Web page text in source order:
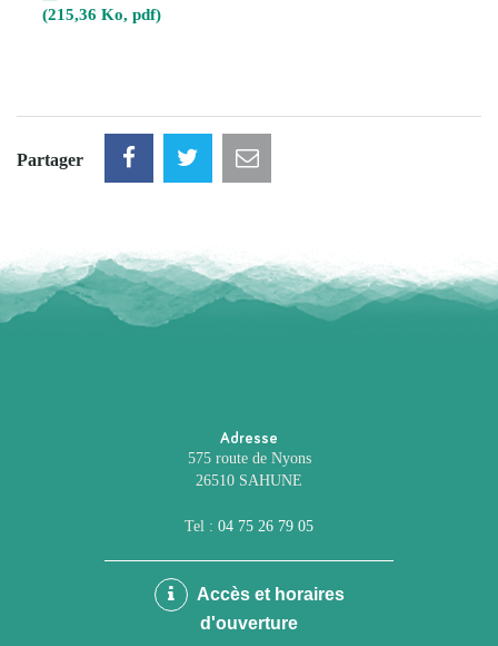
215,36 Ko, pdf
Partager
Adresse
575 route de Nyons
26510 SAHUNE
Tel : 04 75 26 79 05
Accès et horaires
d'ouverture